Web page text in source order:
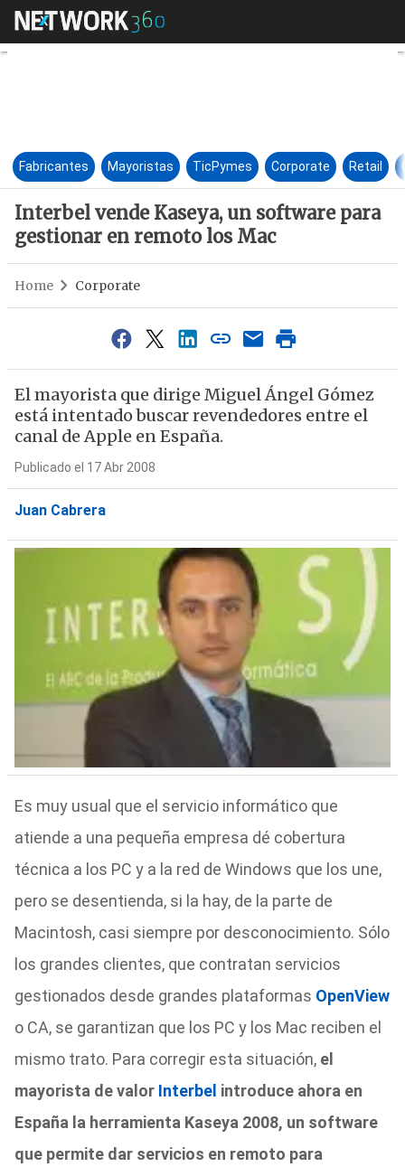
Interbel vende Kaseya, un
Fabricantes Mayoristas TicPymes Corporate Retail
Interbel vende Kaseya, un software para
gestionar en remoto los Mac
Home Corporate
El mayorista que dirige Miguel Ángel Gómez
está intentado buscar revendedores entre el
canal de Apple en España.
Publicado el 17 Abr 2008
Juan Cabrera
Es muy usual que el servicio informático que
atiende a una pequeña empresa dé cobertura
técnica a los PC y a la red de Windows que los une,
pero se desentienda, si la hay, de la parte de
Macintosh, casi siempre por desconocimiento. Sólo
los grandes clientes, que contratan servicios
gestionados desde grandes plataformas OpenView
o CA, se garantizan que los PC y los Mac reciben el
mismo trato. Para corregir esta situación, el
mayorista de valor Interbel introduce ahora en
España la herramienta Kaseya 2008, un software
que permite dar servicios en remoto para